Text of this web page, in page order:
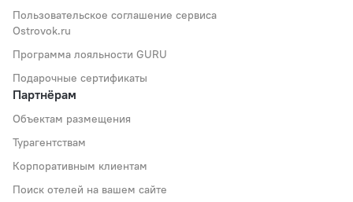
Пользовательское соглашение сервиса
Ostrovok.ru
Программа лояльности GURU
Подарочные сертификаты
Партнёрам
Объектам размещения
Турагентствам
Корпоративным клиентам
Поиск отелей на вашем сайте